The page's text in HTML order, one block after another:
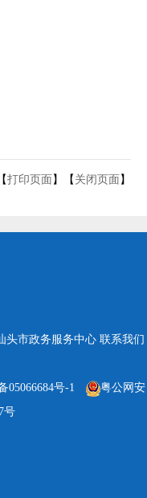
【打印页面 】【 关闭页面 】
头市政务服务中心 联系我们
05066684号-1
粤公网安
号